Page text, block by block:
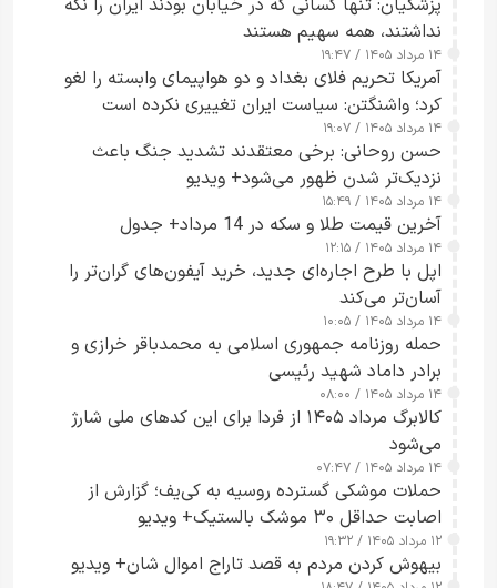
پزشکیان: تنها کسانی که در خیابان بودند ایران را نگه
نداشتند، همه سهیم هستند
۱۴ مرداد ۱۴۰۵ / ۱۹:۴۷
آمریکا تحریم فلای بغداد و دو هواپیمای وابسته را لغو
کرد؛ واشنگتن: سیاست ایران تغییری نکرده است
۱۴ مرداد ۱۴۰۵ / ۱۹:۰۷
حسن روحانی: برخی معتقدند تشدید جنگ باعث
نزدیک‌تر شدن ظهور می‌شود+ ویدیو
۱۴ مرداد ۱۴۰۵ / ۱۵:۴۹
آخرین قیمت طلا و سکه در 14 مرداد+ جدول
۱۴ مرداد ۱۴۰۵ / ۱۲:۱۵
اپل با طرح اجاره‌ای جدید، خرید آیفون‌های گران‌تر را
آسان‌تر می‌کند
۱۴ مرداد ۱۴۰۵ / ۱۰:۰۵
حمله روزنامه جمهوری اسلامی به محمدباقر خرازی و
برادر داماد شهید رئیسی
۱۴ مرداد ۱۴۰۵ / ۰۸:۰۰
کالابرگ مرداد ۱۴۰۵ از فردا برای این کدهای ملی شارژ
می‌شود
۱۴ مرداد ۱۴۰۵ / ۰۷:۴۷
حملات موشکی گسترده روسیه به کی‌یف؛ گزارش از
اصابت حداقل ۳۰ موشک بالستیک+ ویدیو
۱۲ مرداد ۱۴۰۵ / ۱۹:۳۲
بیهوش کردن مردم به قصد تاراج اموال شان+ ویدیو